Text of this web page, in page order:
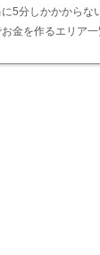
5分しかかからな
金を作るエリア一